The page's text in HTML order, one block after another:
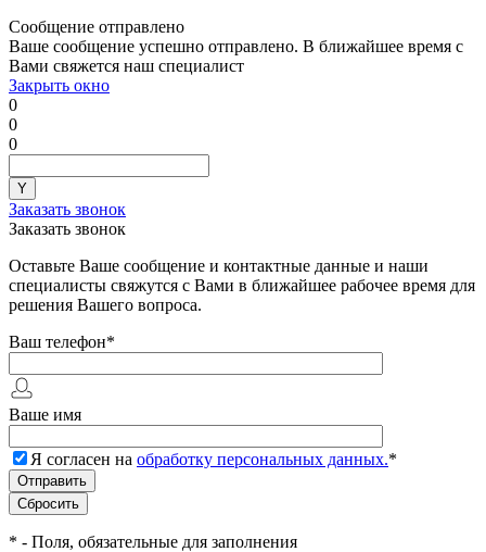
Сообщение отправлено
Ваше сообщение успешно отправлено. В ближайшее время с
Вами свяжется наш специалист
Закрыть окно
0
0
0
Заказать звонок
Заказать звонок
Оставьте Ваше сообщение и контактные данные и наши
специалисты свяжутся с Вами в ближайшее рабочее время для
решения Вашего вопроса.
Ваш телефон*
Ваше имя
Я согласен на обработку персональных данных.*
* - Поля, обязательные для заполнения